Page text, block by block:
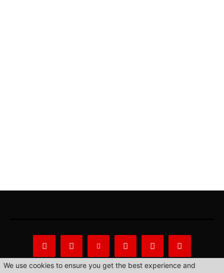
We use cookies to ensure you get the best experience and